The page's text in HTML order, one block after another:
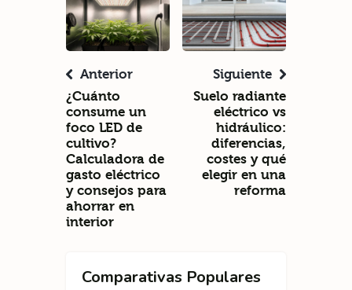
Anterior
¿Cuánto
consume un
foco LED de
cultivo?
Calculadora de
gasto eléctrico
y consejos para
ahorrar en
interior
Siguiente
Suelo radiante
eléctrico vs
hidráulico:
diferencias,
costes y qué
elegir en una
reforma
Comparativas Populares